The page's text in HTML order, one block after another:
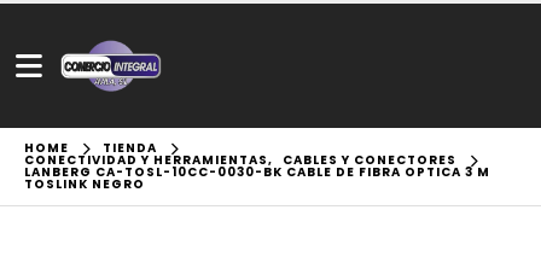
HOME TIENDA
CONECTIVIDAD Y HERRAMIENTAS, CABLES Y CONECTORES
LANBERG CA-TOSL-10CC-0030-BK CABLE DE FIBRA OPTICA 3 M
TOSLINK NEGRO